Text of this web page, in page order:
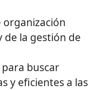
organización
de la gestión de
buscar
y eficientes a las